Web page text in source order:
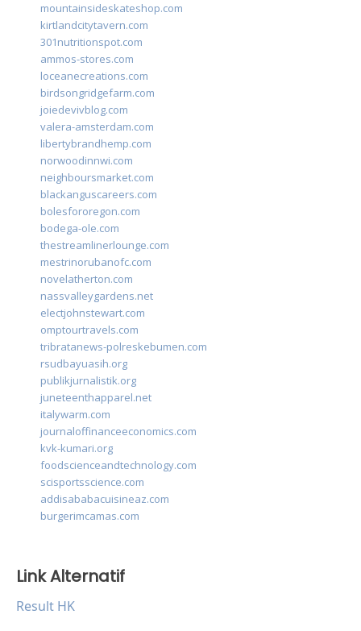
mountainsideskateshop.com
kirtlandcitytavern.com
301nutritionspot.com
ammos-stores.com
loceanecreations.com
birdsongridgefarm.com
joiedevivblog.com
valera-amsterdam.com
libertybrandhemp.com
norwoodinnwi.com
neighboursmarket.com
blackanguscareers.com
bolesfororegon.com
bodega-ole.com
thestreamlinerlounge.com
mestrinorubanofc.com
novelatherton.com
nassvalleygardens.net
electjohnstewart.com
omptourtravels.com
tribratanews-polreskebumen.com
rsudbayuasih.org
publikjurnalistik.org
juneteenthapparel.net
italywarm.com
journaloffinanceeconomics.com
kvk-kumari.org
foodscienceandtechnology.com
scisportsscience.com
addisababacuisineaz.com
burgerimcamas.com
Link Alternatif
Result HK